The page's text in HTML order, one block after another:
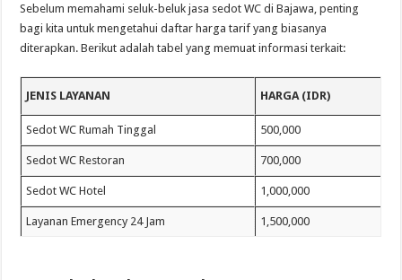
Sebelum memahami seluk-beluk jasa sedot WC di Bajawa, penting
bagi kita untuk mengetahui daftar harga tarif yang biasanya
diterapkan. Berikut adalah tabel yang memuat informasi terkait:
JENIS LAYANAN HARGA (IDR)
Sedot WC Rumah Tinggal 500,000
Sedot WC Restoran 700,000
Sedot WC Hotel 1,000,000
Layanan Emergency 24 Jam 1,500,000